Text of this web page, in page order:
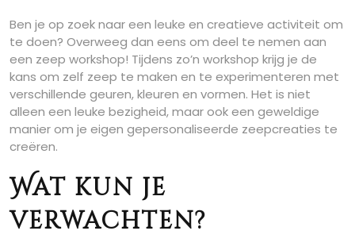
Ben je op zoek naar een leuke en creatieve activiteit om
te doen? Overweeg dan eens om deel te nemen aan
een zeep workshop! Tijdens zo’n workshop krijg je de
kans om zelf zeep te maken en te experimenteren met
verschillende geuren, kleuren en vormen. Het is niet
alleen een leuke bezigheid, maar ook een geweldige
manier om je eigen gepersonaliseerde zeepcreaties te
creëren.
Wat kun je
verwachten?